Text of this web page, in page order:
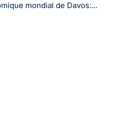
mondial de Davos:...